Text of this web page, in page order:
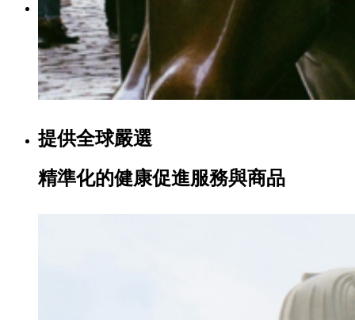
Menu Menu
提供全球嚴選
精準化的健康促進服務與商品